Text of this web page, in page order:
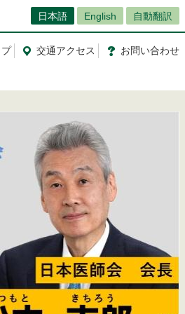
日本語 English 自動翻訳
交通アクセス お問い合わせ